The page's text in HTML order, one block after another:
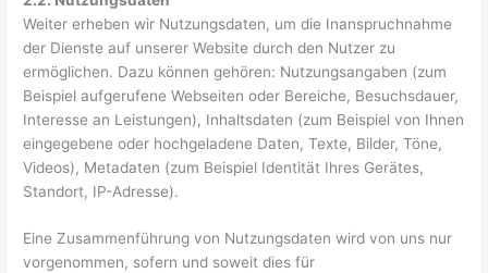
Weiter erheben wir Nutzungsdaten, um die Inanspruchnahme
der Dienste auf unserer Website durch den Nutzer zu
ermöglichen. Dazu können gehören: Nutzungsangaben (zum
Beispiel aufgerufene Webseiten oder Bereiche, Besuchsdauer,
Interesse an Leistungen), Inhaltsdaten (zum Beispiel von Ihnen
eingegebene oder hochgeladene Daten, Texte, Bilder, Töne,
Videos), Metadaten (zum Beispiel Identität Ihres Gerätes,
Standort, IP-Adresse).
Eine Zusammenführung von Nutzungsdaten wird von uns nur
vorgenommen, sofern und soweit dies für